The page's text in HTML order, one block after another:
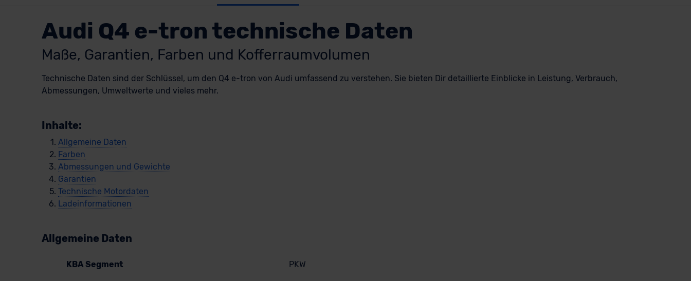
Audi Q4 e-tron technische Daten
Maße, Garantien, Farben und Kofferraumvolumen
Technische Daten sind der Schlüssel, um den Q4 e-tron von Audi umfassend zu verstehen. Sie bieten Dir detaillierte Einblicke in Leistung, Verbrauch,
Abmessungen, Umweltwerte und vieles mehr.
Inhalte:
Allgemeine Daten
Farben
Abmessungen und Gewichte
Garantien
Technische Motordaten
Ladeinformationen
Allgemeine Daten
KBA Segment PKW